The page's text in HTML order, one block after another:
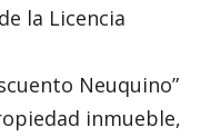
la Licencia
Neuquino”
inmueble,